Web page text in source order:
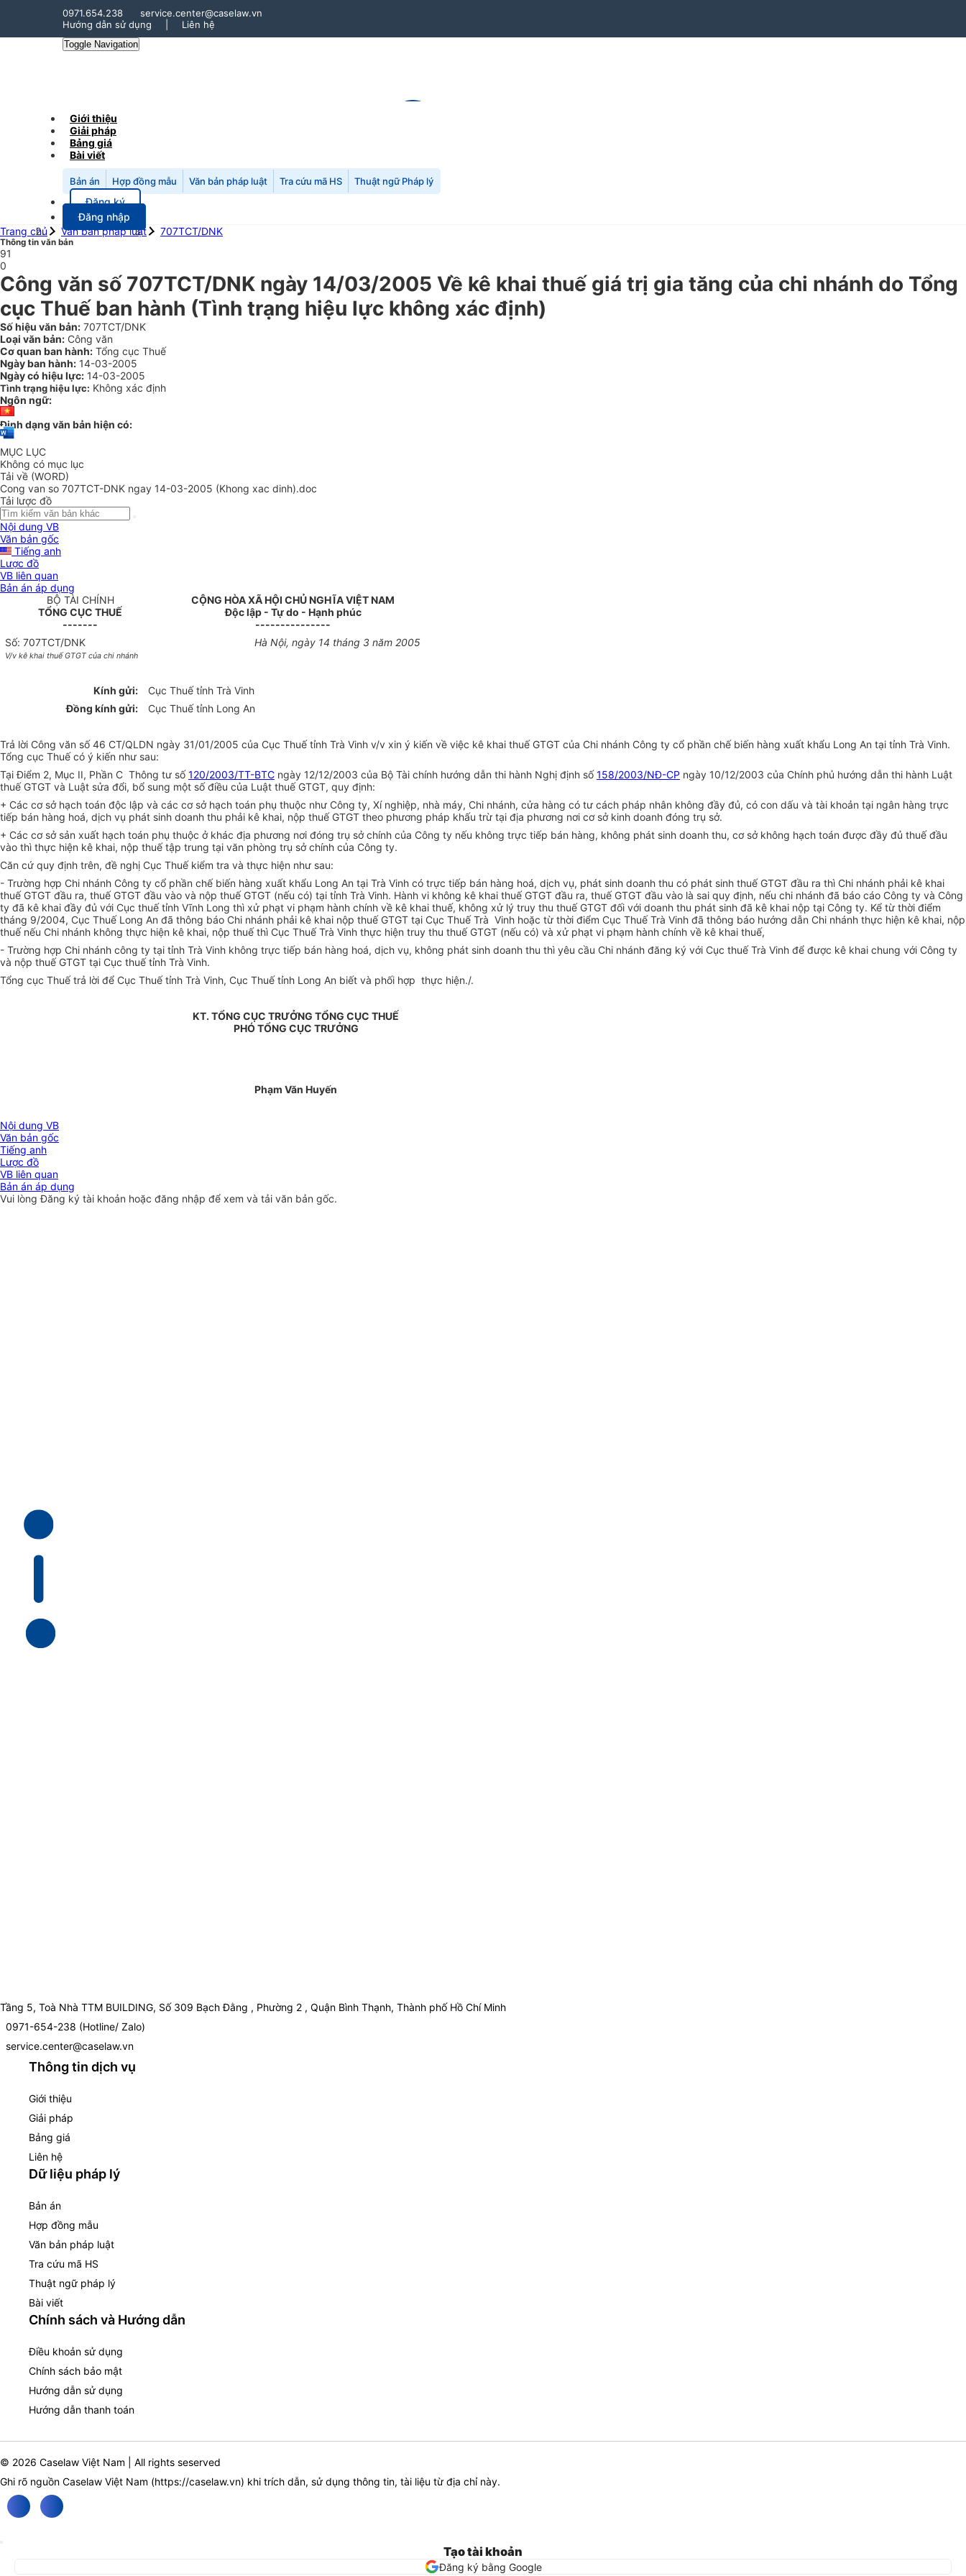
0971.654.238
service.center@caselaw.vn
Hướng dẫn sử dụng
Liên hệ
Toggle Navigation
Giới thiệu
Giải pháp
Bảng giá
Bài viết
Bản án Hợp đồng mẫu Văn bản pháp luật Tra cứu mã HS Thuật ngữ Pháp lý
Đăng ký
Đăng nhập
Trang chủ
Văn bản pháp luật 707TCT/DNK
Thông tin văn bản
91
0
Công văn số 707TCT/DNK ngày 14/03/2005 Về kê khai thuế giá trị gia tăng của chi nhánh do Tổng
cục Thuế ban hành (Tình trạng hiệu lực không xác định)
Số hiệu văn bản: 707TCT/DNK
Loại văn bản: Công văn
Cơ quan ban hành: Tổng cục Thuế
Ngày ban hành: 14-03-2005
Ngày có hiệu lực: 14-03-2005
Tình trạng hiệu lực: Không xác định
Ngôn ngữ:
Định dạng văn bản hiện có:
MỤC LỤC
Không có mục lục
Tải về (WORD)
Cong van so 707TCT-DNK ngay 14-03-2005 (Khong xac dinh).doc
Tải lược đồ
Nội dung VB
Văn bản gốc
Tiếng anh
Lược đồ
VB liên quan
Bản án áp dụng
BỘ TÀI CHÍNH
TỔNG CỤC THUẾ
-------
CỘNG HÒA XÃ HỘI CHỦ NGHĨA VIỆT NAM
Độc lập - Tự do - Hạnh phúc
---------------
Số: 707TCT/DNK
V/v kê khai thuế GTGT của chi nhánh
Hà Nội, ngày 14 tháng 3 năm 2005
Kính gửi:
Cục Thuế tỉnh Trà Vinh
Đồng kính gửi:
Cục Thuế tỉnh Long An
Trả lời Công văn số 46 CT/QLDN ngày 31/01/2005 của Cục Thuế tỉnh Trà Vinh v/v xin ý kiến về việc kê khai thuế GTGT của Chi nhánh Công ty cổ phần chế biến hàng xuất khẩu Long An tại tỉnh Trà Vinh.
Tổng cục Thuế có ý kiến như sau:
Tại Điểm 2, Mục II, Phần C Thông tư số120/2003/TT-BTC ngày 12/12/2003 của Bộ Tài chính hướng dẫn thi hành Nghị định số158/2003/NĐ-CP ngày 10/12/2003 của Chính phủ hướng dẫn thi hành Luật
thuế GTGT và Luật sửa đổi, bổ sung một số điều của Luật thuế GTGT, quy định:
+ Các cơ sở hạch toán độc lập và các cơ sở hạch toán phụ thuộc như Công ty, Xí nghiệp, nhà máy, Chi nhánh, cửa hàng có tư cách pháp nhân không đầy đủ, có con dấu và tài khoản tại ngân hàng trực
tiếp bán hàng hoá, dịch vụ phát sinh doanh thu phải kê khai, nộp thuế GTGT theo phương pháp khấu trừ tại địa phương nơi cơ sở kinh doanh đóng trụ sở.
+ Các cơ sở sản xuất hạch toán phụ thuộc ở khác địa phương nơi đóng trụ sở chính của Công ty nếu không trực tiếp bán hàng, không phát sinh doanh thu, cơ sở không hạch toán được đầy đủ thuế đầu
vào thì thực hiện kê khai, nộp thuế tập trung tại văn phòng trụ sở chính của Công ty.
Căn cứ quy định trên, đề nghị Cục Thuế kiểm tra và thực hiện như sau:
- Trường hợp Chi nhánh Công ty cổ phần chế biến hàng xuất khẩu Long An tại Trà Vinh có trực tiếp bán hàng hoá, dịch vụ, phát sinh doanh thu có phát sinh thuế GTGT đầu ra thì Chi nhánh phải kê khai
thuế GTGT đầu ra, thuế GTGT đầu vào và nộp thuế GTGT (nếu có) tại tỉnh Trà Vinh. Hành vi không kê khai thuế GTGT đầu ra, thuế GTGT đầu vào là sai quy định, nếu chi nhánh đã báo cáo Công ty và Công
ty đã kê khai đầy đủ với Cục thuế tỉnh Vĩnh Long thì xử phạt vi phạm hành chính về kê khai thuế, không xử lý truy thu thuế GTGT đối với doanh thu phát sinh đã kê khai nộp tại Công ty. Kể từ thời điểm
tháng 9/2004, Cục Thuế Long An đã thông báo Chi nhánh phải kê khai nộp thuế GTGT tại Cục Thuế Trà Vinh hoặc từ thời điểm Cục Thuế Trà Vinh đã thông báo hướng dẫn Chi nhánh thực hiện kê khai, nộp
thuế nếu Chi nhánh không thực hiện kê khai, nộp thuế thì Cục Thuế Trà Vinh thực hiện truy thu thuế GTGT (nếu có) và xử phạt vi phạm hành chính về kê khai thuế,
- Trường hợp Chi nhánh công ty tại tỉnh Trà Vinh không trực tiếp bán hàng hoá, dịch vụ, không phát sinh doanh thu thì yêu cầu Chi nhánh đăng ký với Cục thuế Trà Vinh để được kê khai chung với Công ty
và nộp thuế GTGT tại Cục thuế tỉnh Trà Vinh.
Tổng cục Thuế trả lời để Cục Thuế tỉnh Trà Vinh, Cục Thuế tỉnh Long An biết và phối hợp thực hiện./.
KT. TỔNG CỤC TRƯỞNG TỔNG CỤC THUẾ
PHÓ TỔNG CỤC TRƯỞNG
Phạm Văn Huyến
Nội dung VB
Văn bản gốc
Tiếng anh
Lược đồ
VB liên quan
Bản án áp dụng
Vui lòngĐăng ký tài khoản hoặc đăng nhập để xem và tải văn bản gốc.
Tầng 5, Toà Nhà TTM BUILDING, Số 309 Bạch Đằng , Phường 2 , Quận Bình Thạnh, Thành phố Hồ Chí Minh
0971-654-238 (Hotline/ Zalo)
service.center@caselaw.vn
Thông tin dịch vụ
Giới thiệu
Giải pháp
Bảng giá
Liên hệ
Dữ liệu pháp lý
Bản án
Hợp đồng mẫu
Văn bản pháp luật
Tra cứu mã HS
Thuật ngữ pháp lý
Bài viết
Chính sách và Hướng dẫn
Điều khoản sử dụng
Chính sách bảo mật
Hướng dẫn sử dụng
Hướng dẫn thanh toán
© 2026 Caselaw Việt Nam | All rights seserved
Ghi rõ nguồn Caselaw Việt Nam (https://caselaw.vn) khi trích dẫn, sử dụng thông tin, tài liệu từ địa chỉ này.
Tạo tài khoản
Đăng ký bằng Google